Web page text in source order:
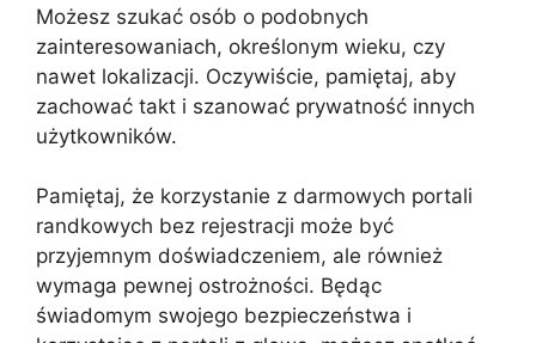
Możesz szukać osób o podobnych
zainteresowaniach, określonym wieku, czy
nawet lokalizacji. Oczywiście, pamiętaj, aby
zachować takt i szanować prywatność innych
użytkowników.
Pamiętaj, że korzystanie z darmowych portali
randkowych bez rejestracji może być
przyjemnym doświadczeniem, ale również
wymaga pewnej ostrożności. Będąc
świadomym swojego bezpieczeństwa i